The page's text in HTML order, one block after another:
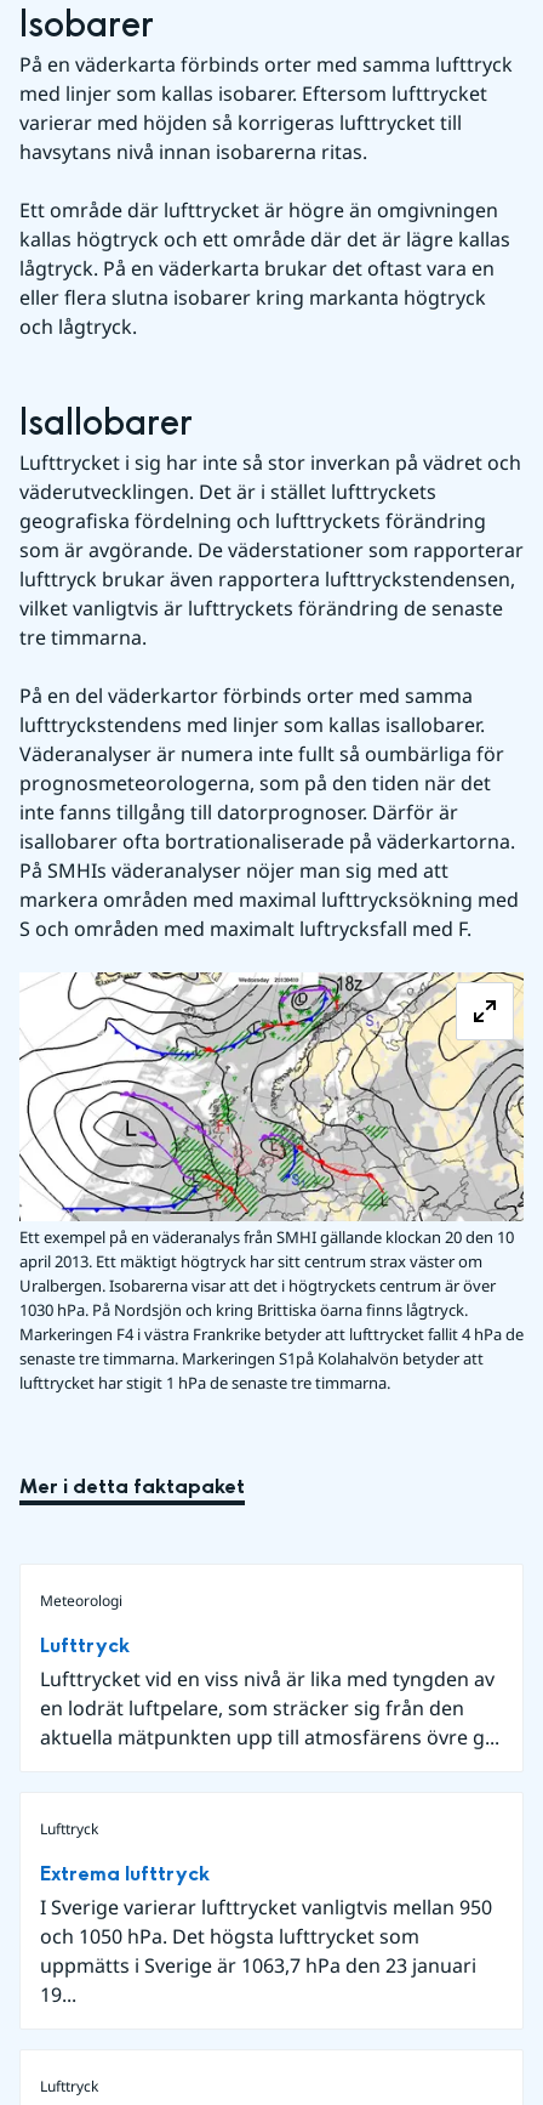
Isobarer
På en väderkarta förbinds orter med samma lufttryck
med linjer som kallas isobarer. Eftersom lufttrycket
varierar med höjden så korrigeras lufttrycket till
havsytans nivå innan isobarerna ritas.
Ett område där lufttrycket är högre än omgivningen
kallas högtryck och ett område där det är lägre kallas
lågtryck. På en väderkarta brukar det oftast vara en
eller flera slutna isobarer kring markanta högtryck
och lågtryck.
Isallobarer
Lufttrycket i sig har inte så stor inverkan på vädret och
väderutvecklingen. Det är i stället lufttryckets
geografiska fördelning och lufttryckets förändring
som är avgörande. De väderstationer som rapporterar
lufttryck brukar även rapportera lufttryckstendensen,
vilket vanligtvis är lufttryckets förändring de senaste
tre timmarna.
På en del väderkartor förbinds orter med samma
lufttryckstendens med linjer som kallas isallobarer.
Väderanalyser är numera inte fullt så oumbärliga för
prognosmeteorologerna, som på den tiden när det
inte fanns tillgång till datorprognoser. Därför är
isallobarer ofta bortrationaliserade på väderkartorna.
På SMHIs väderanalyser nöjer man sig med att
markera områden med maximal lufttrycksökning med
S och områden med maximalt luftrycksfall med F.
Ett exempel på en väderanalys från SMHI gällande klockan 20 den 10
april 2013. Ett mäktigt högtryck har sitt centrum strax väster om
Uralbergen. Isobarerna visar att det i högtryckets centrum är över
1030 hPa. På Nordsjön och kring Brittiska öarna finns lågtryck.
Markeringen F4 i västra Frankrike betyder att lufttrycket fallit 4 hPa de
senaste tre timmarna. Markeringen S1på Kolahalvön betyder att
lufttrycket har stigit 1 hPa de senaste tre timmarna.
Mer i detta faktapaket
Meteorologi
Lufttryck
Lufttrycket vid en viss nivå är lika med tyngden av
en lodrät luftpelare, som sträcker sig från den
aktuella mätpunkten upp till atmosfärens övre g...
Lufttryck
Extrema lufttryck
I Sverige varierar lufttrycket vanligtvis mellan 950
och 1050 hPa. Det högsta lufttrycket som
uppmätts i Sverige är 1063,7 hPa den 23 januari
19...
Lufttryck